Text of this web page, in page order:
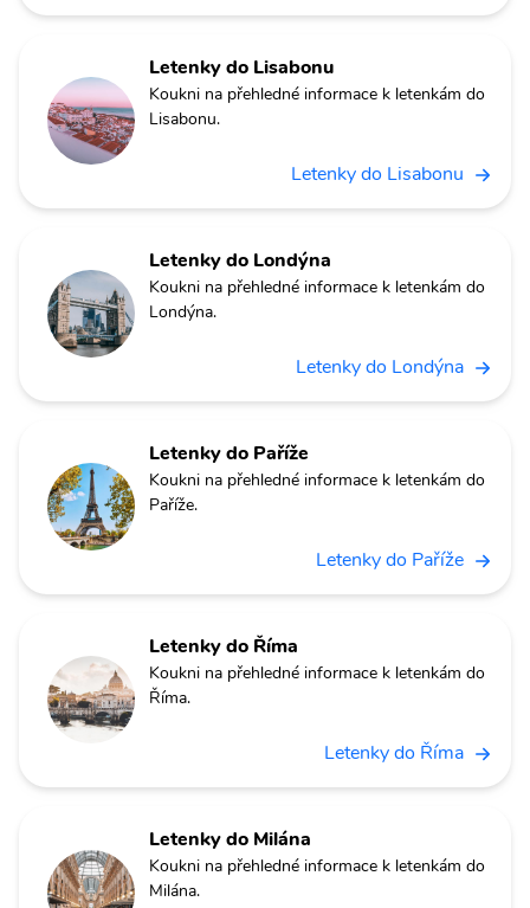
Letenky do Lisabonu
Koukni na přehledné informace k letenkám do
Lisabonu.
Letenky do Lisabonu
Letenky do Londýna
Koukni na přehledné informace k letenkám do
Londýna.
Letenky do Londýna
Letenky do Paříže
Koukni na přehledné informace k letenkám do
Paříže.
Letenky do Paříže
Letenky do Říma
Koukni na přehledné informace k letenkám do
Říma.
Letenky do Říma
Letenky do Milána
Koukni na přehledné informace k letenkám do
Milána.